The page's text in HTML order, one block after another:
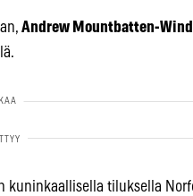
Andrew Mountbatten-
kuninkaallisella tiluksella